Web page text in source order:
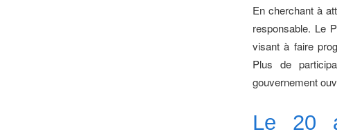
En cherchant à
responsable. Le
visant à faire
Plus de
gouvernement
Le 20